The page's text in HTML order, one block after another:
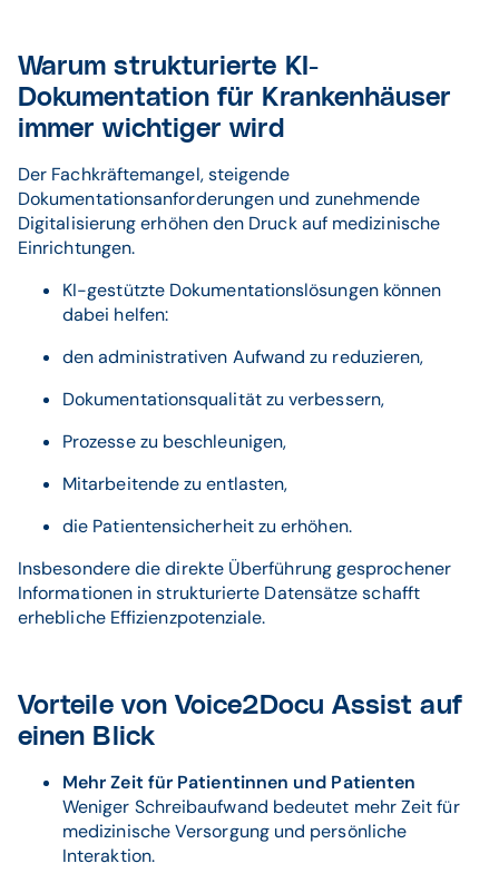
Warum strukturierte KI-
Dokumentation für Krankenhäuser
immer wichtiger wird
Der Fachkräftemangel, steigende
Dokumentationsanforderungen und zunehmende
Digitalisierung erhöhen den Druck auf medizinische
Einrichtungen.
KI-gestützte Dokumentationslösungen können
dabei helfen:
den administrativen Aufwand zu reduzieren,
Dokumentationsqualität zu verbessern,
Prozesse zu beschleunigen,
Mitarbeitende zu entlasten,
die Patientensicherheit zu erhöhen.
Insbesondere die direkte Überführung gesprochener
Informationen in strukturierte Datensätze schafft
erhebliche Effizienzpotenziale.
Vorteile von Voice2Docu Assist auf
einen Blick
Mehr Zeit für Patientinnen und Patienten
Weniger Schreibaufwand bedeutet mehr Zeit für
medizinische Versorgung und persönliche
Interaktion.